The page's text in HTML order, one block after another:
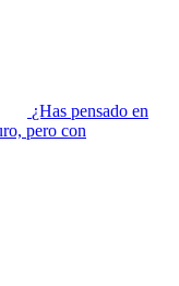
¿Has pensado en
pero con